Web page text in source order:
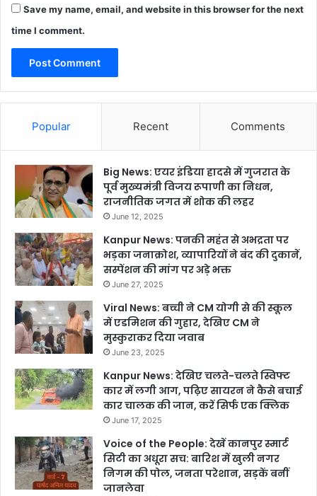
Save my name, email, and website in this browser for the next
time I comment.
Popular Recent Comments
Big News: एयर इंडिया हादसे में गुजरात के
पूर्व मुख्यमंत्री विजय रूपाणी का निधन,
राजनीतिक जगत में शोक की लहर
June 12, 2025
Kanpur News: पनकी महंत से अभद्रता पर
भड़का जनाक्रोश, व्यापारियों ने बंद की दुकानें,
सस्पेंशन की मांग पर अड़े भक्त
June 27, 2025
Viral News: बच्ची ने CM योगी से की स्कूल
में एडमिशन की गुहार, देखिए CM ने
मुस्कुराकर दिया जवाब
June 23, 2025
Kanpur News: देखिए चलते-चलते स्विफ्ट
कार में लगी आग, पढ़िए सायरन ने कैसे बचाई
कार चालक की जान, करें सिर्फ एक क्लिक
June 17, 2025
Voice of the People: देखें कानपुर स्मार्ट
सिटी का अधूरा सच: बारिश में खुली नगर
निगम की पोल, जनता परेशान, सड़कें बनीं
जानलेवा